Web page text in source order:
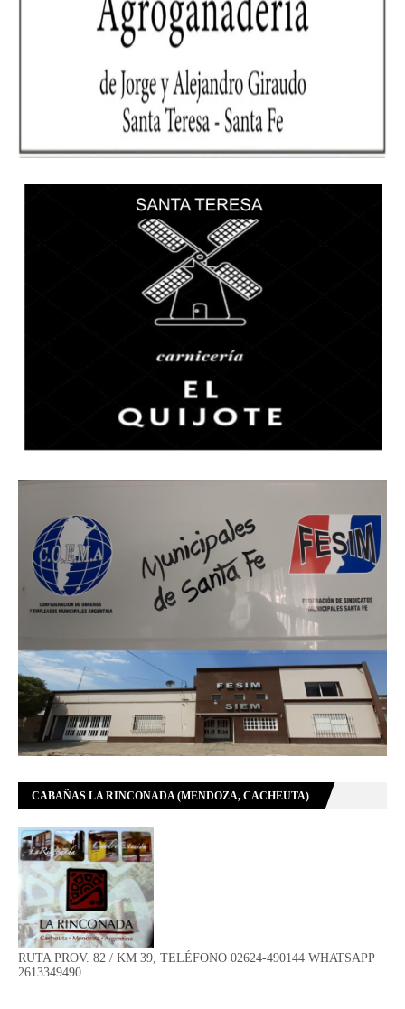
CABAÑAS LA RINCONADA (MENDOZA, CACHEUTA)
RUTA PROV. 82 / KM 39, TELÉFONO 02624-490144 WHATSAPP
2613349490